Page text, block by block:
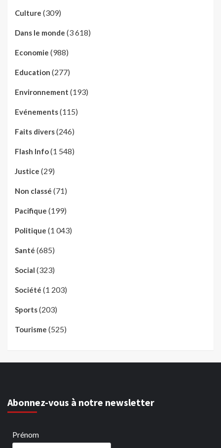
Culture (309)
Dans le monde (3 618)
Economie (988)
Education (277)
Environnement (193)
Evénements(115)
Faits divers(246)
Flash Info(1 548)
Justice (29)
Non classé (71)
Pacifique (199)
Politique (1 043)
Santé (685)
Social (323)
Société (1 203)
Sports(203)
Tourisme (525)
Abonnez-vous à notre newsletter
Prénom